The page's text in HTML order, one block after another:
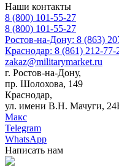
Наши контакты
8 (800) 101-55-27
8 (800) 101-55-27
Ростов-на-Дону: 8 (863)
Краснодар: 8 (861) 212-77-
zakaz@militarymarket.ru
г. Ростов-на-Дону,
пр. Шолохова, 149
Краснодар,
ул. имени В.Н. Мачуги,
Макс
Telegram
WhatsApp
Написать нам